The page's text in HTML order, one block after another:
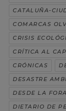
CATALUÑA-
COMARCAS
CRISIS
CRÍTICA AL
CRÓNICAS
DESASTRE
DESDE LA
DIETARIO DE